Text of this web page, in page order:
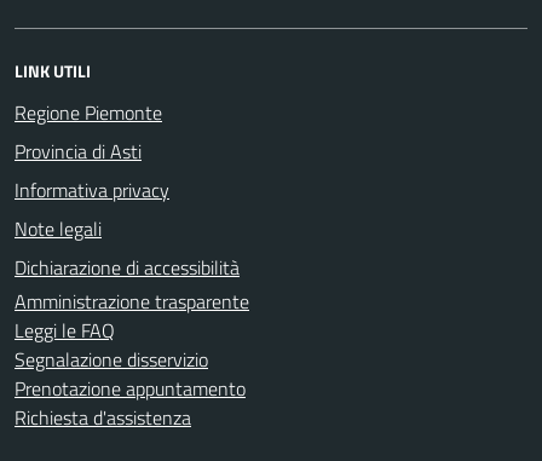
LINK UTILI
Regione Piemonte
Provincia di Asti
Informativa privacy
Note legali
Dichiarazione di accessibilità
Amministrazione trasparente
Leggi le FAQ
Segnalazione disservizio
Prenotazione appuntamento
Richiesta d'assistenza